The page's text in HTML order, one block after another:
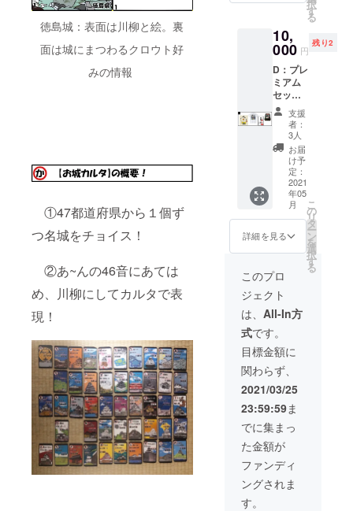
徳島城：表面は川柳と絵。裏
面は城にまつわるクロウト好
みの情報
①47都道府県から１個ず
つ名城をチョイス！
②あ~んの46音にあては
め、川柳にしてカルタで表
現！
方に限
ります
＊ナン
バリン
グはリ
ターン
登録順
となり
ます
タ】完
カード
ｘ1枚
③【お
城カル
タ】T
シャツ
（限
定）ｘ1
①②に
加え
て、限
定「③
城カル
タTシャ
ツ」を
SETい
を見る
ときに
着てで
かけよ
う♪ ＊
送料
込、国
内にお
住いの
方に限
ります
＊ナン
バリン
グはリ
ターン
登録順
となり
ます
択
す
る
10,
000 円
残り2
D：プレ
ミアム
セット
【10,00
0円】
①【お
城カル
タ】
（限定
ナンバ
リング
入）ｘ1
個
②【お
城カル
タ】完
成記念
カード
ｘ1枚
③【お
城カル
タ】T
シャツ
（限
定）ｘ1
枚 ④し
おっ
ぴー描
き下ろ
し似顔
絵 上記
①②③
に加え
て、
支援
者：
3人
お届
け予
定：
2021
年05
月
詳細を見る
こ
の
リ
タ
ー
ン
を
選
択
す
る
このプロ
ジェクト
は、 All-In方
式です。
目標金額に
関わらず、
2021/03/25
23:59:59ま
でに集まっ
た金額が
ファンディ
ングされま
す。